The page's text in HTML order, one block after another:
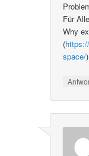
Für
Why
(
space/)